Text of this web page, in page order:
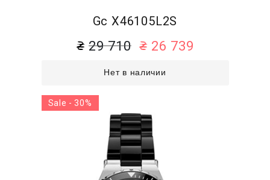
Gc X46105L2S
29 710 26 739
Нет в наличии
Sale - 30%